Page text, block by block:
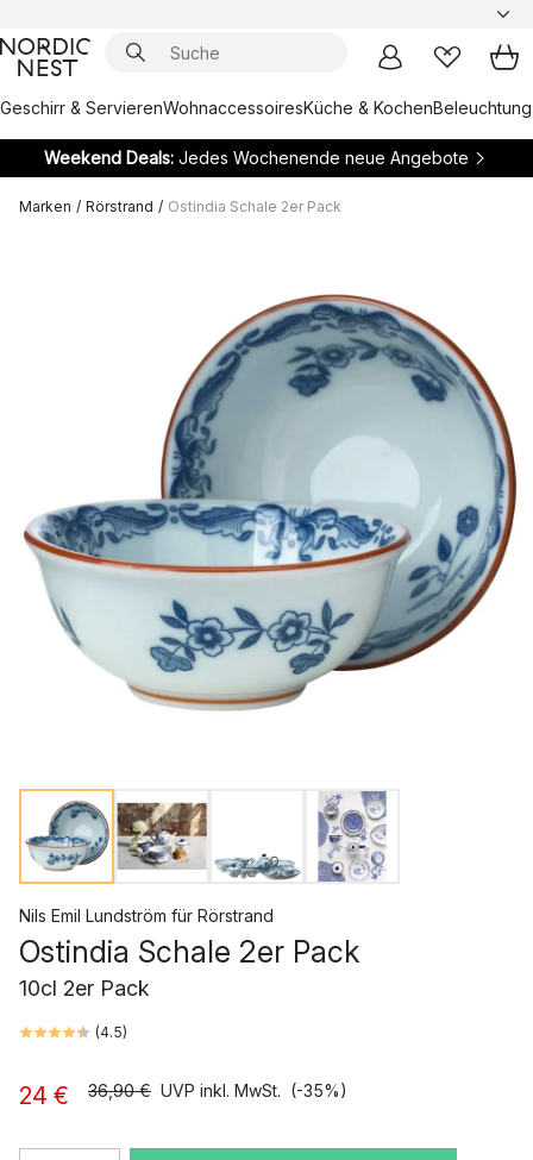
Geschirr & ServierenWohnaccessoiresKüche & KochenBeleuchtung
Weekend Deals:Jedes Wochenende neue Angebote
Marken / Rörstrand / Ostindia Schale 2er Pack
Nils Emil Lundström für Rörstrand
Ostindia Schale 2er Pack
10cl 2er Pack
(4.5)
24 € 36,90 € UVP inkl. MwSt. (-35%)